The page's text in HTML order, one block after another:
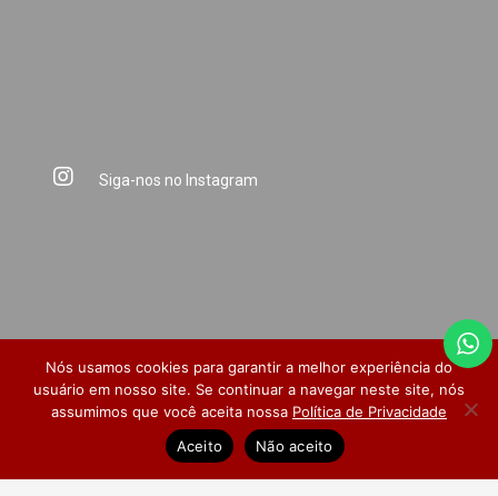
Siga-nos no Instagram
Pesquisa de Satisfação
Nós usamos cookies para garantir a melhor experiência do
usuário em nosso site. Se continuar a navegar neste site, nós
assumimos que você aceita nossa Política de Privacidade
Aceito
Não aceito